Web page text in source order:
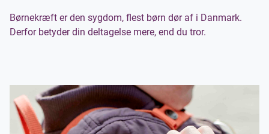
Børnekræft er den sygdom, flest børn dør af i Danmark.
Derfor betyder din deltagelse mere, end du tror.